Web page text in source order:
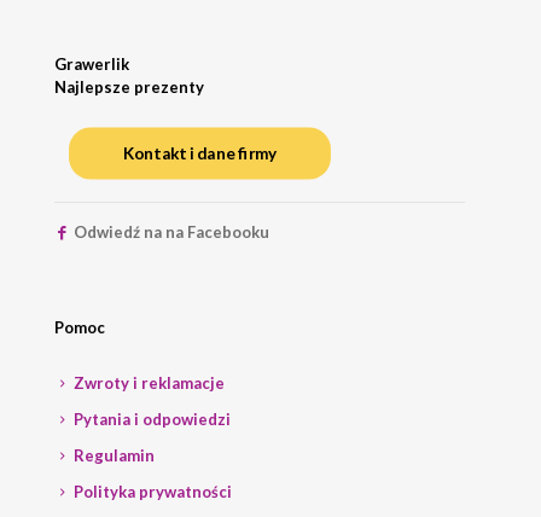
Grawerlik
Najlepsze prezenty
Kontakt i dane firmy
Odwiedź na na Facebooku
Pomoc
Zwroty i reklamacje
Pytania i odpowiedzi
Regulamin
Polityka prywatności